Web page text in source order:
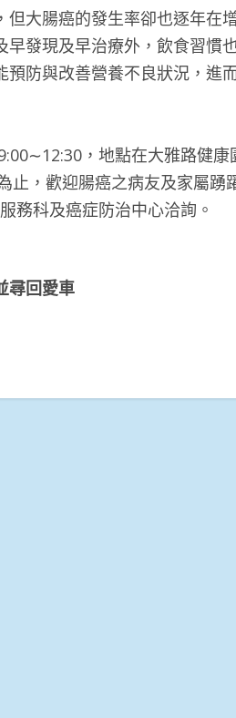
但大腸癌的發生率卻也逐年在
早發現及早治療外，飲食習慣
防與改善營養不良狀況，進
，地點在大雅路健
止，歡迎腸癌之病友及家屬踴
務科及癌症防治中心洽詢。
尋回愛車